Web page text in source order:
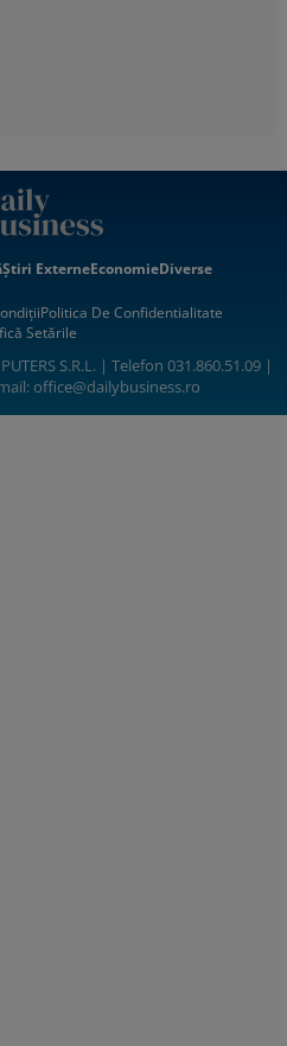
Știri ExterneEconomieDiverse
Politica De Confidentialitate
Setările
S.R.L. | Telefon 031.860.51.09 |
office@dailybusiness.ro